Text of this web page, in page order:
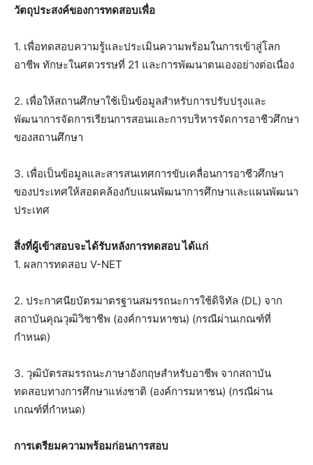
วัตถุประสงค์ของการทดสอบเพื่อ
1. เพื่อทดสอบความรู้และประเมินความพร้อมในการเข้าสู่โลก
อาชีพ ทักษะในศตวรรษที่ 21 และการพัฒนาตนเองอย่างต่อเนื่อง
2. เพื่อให้สถานศึกษาใช้เป็นข้อมูลสำหรับการปรับปรุงและ
พัฒนาการจัดการเรียนการสอนและการบริหารจัดการอาชีวศึกษา
ของสถานศึกษา
3. เพื่อเป็นข้อมูลและสารสนเทศการขับเคลื่อนการอาชีวศึกษา
ของประเทศให้สอดคล้องกับแผนพัฒนาการศึกษาและแผนพัฒนา
ประเทศ
สิ่งที่ผู้เข้าสอบจะได้รับหลังการทดสอบ ได้แก่
1. ผลการทดสอบ V-NET
2. ประกาศนียบัตรมาตรฐานสมรรถนะการใช้ดิจิทัล (DL) จาก
สถาบันคุณวุฒิวิชาชีพ (องค์การมหาชน) (กรณีผ่านเกณฑ์ที่
กำหนด)
3. วุฒิบัตรสมรรถนะภาษาอังกฤษสำหรับอาชีพ จากสถาบัน
ทดสอบทางการศึกษาแห่งชาติ (องค์การมหาชน) (กรณีผ่าน
เกณฑ์ที่กำหนด)
การเตรียมความพร้อมก่อนการสอบ